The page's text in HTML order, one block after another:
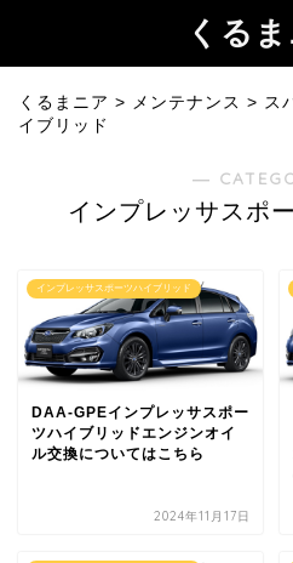
くる
くるまニア > メンテナンス > ス
イブリッド
―
インプレッサスポ
インプレッサスポーツハイブリッド
DAA-GPEインプレッサスポー
ツハイブリッドエンジンオイ
ル交換についてはこちら
2024年11月17日